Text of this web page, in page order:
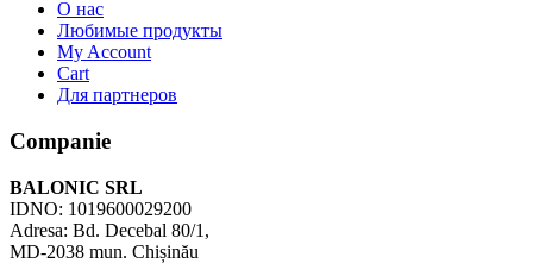
О нас
Любимые продукты
My Account
Cart
Для партнеров
Companie
BALONIC SRL
IDNO: 1019600029200
Adresa: Bd. Decebal 80/1,
MD-2038 mun. Chișinău